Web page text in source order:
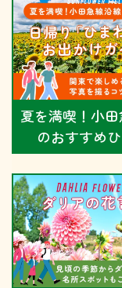
夏を満喫！小
のおすすめ